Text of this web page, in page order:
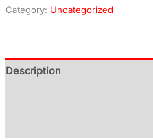
Category: Uncategorized
Description